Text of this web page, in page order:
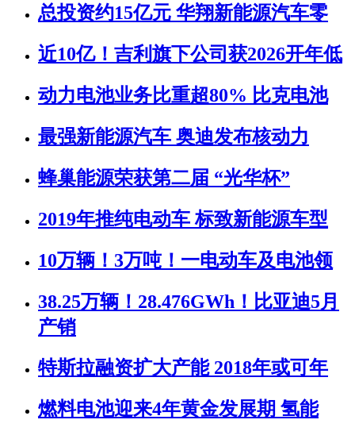
总投资约15亿元 华翔新能源汽车零
近10亿！吉利旗下公司获2026开年低
动力电池业务比重超80% 比克电池
最强新能源汽车 奥迪发布核动力
蜂巢能源荣获第二届 “光华杯”
2019年推纯电动车 标致新能源车型
10万辆！3万吨！一电动车及电池领
38.25万辆！28.476GWh！比亚迪5月
产销
特斯拉融资扩大产能 2018年或可年
燃料电池迎来4年黄金发展期 氢能